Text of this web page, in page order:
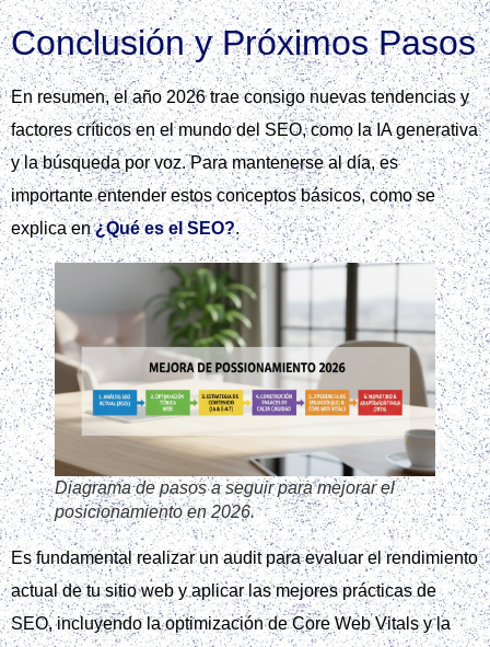
Conclusión y Próximos Pasos
En resumen, el año 2026 trae consigo nuevas tendencias y
factores críticos en el mundo del SEO, como la IA generativa
y la búsqueda por voz. Para mantenerse al día, es
importante entender estos conceptos básicos, como se
explica en¿Qué es el SEO?.
Diagrama de pasos a seguir para mejorar el
posicionamiento en 2026.
Es fundamental realizar un audit para evaluar el rendimiento
actual de tu sitio web y aplicar las mejores prácticas de
SEO, incluyendo la optimización de Core Web Vitals y la